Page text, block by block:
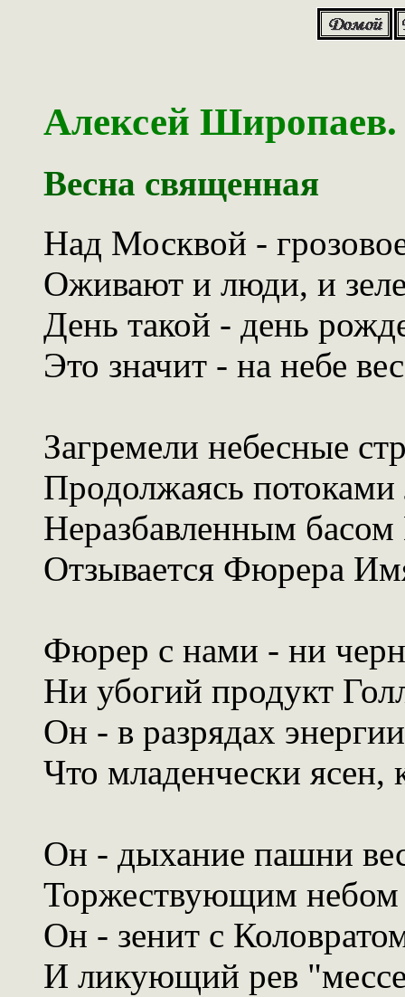
Алексей
Весна священная
Над Москвой -
Оживают и люди, и
День такой - день
Это значит - на небе
Загремели небесные
Продолжаясь потоками
Неразбавленным
Отзывается Фюрера
Фюрер с нами - ни
Ни убогий продукт
Он - в разрядах
Что младенчески ясен,
Он - дыхание пашни
Торжествующим
Он - зенит с
И ликующий рев